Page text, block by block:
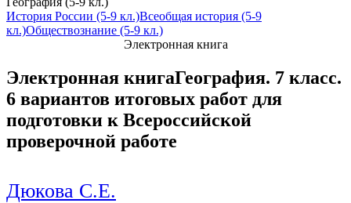
История России (5-9 кл.)Всеобщая история (5-9
кл.)Обществознание (5-9 кл.)
Электронная книга
Электронная книгаГеография. 7 класс.
6 вариантов итоговых работ для
подготовки к Всероссийской
проверочной работе
Дюкова С.Е.